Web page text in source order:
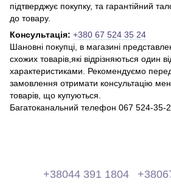
підтверджує покупку, та гарантійний
до товару.
Консультація: +380 67 524 35 24
Шановні покупці, в магазині
схожих товарів,які відрізняються один
характеристиками. Рекомендуємо
замовлення отримати консультацію
товарів, що купуються.
Багатоканальний телефон 067 524-35-
+38044 391 1804